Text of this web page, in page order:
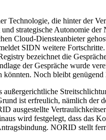
die hinter der
strategische Autonomie
Cloud-Diensteanbieter
SIDN weitere
bezeichnet die
der Gespräche wurde
Noch bleibt
ist erfreulich, nämlich der
ausgestellte
wird festgelegt, dass das
NORID stellt